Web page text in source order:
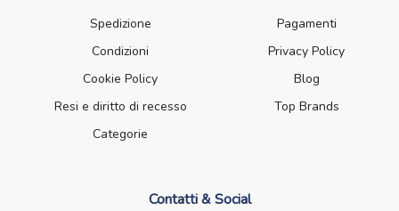
Spedizione
Pagamenti
Condizioni
Privacy Policy
Cookie Policy
Blog
Resi e diritto di recesso
Top Brands
Categorie
Contatti & Social